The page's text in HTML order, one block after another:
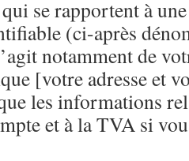
se rapportent à
(ci-après
notamment de
[votre adresse et
les informations
et à la TVA si